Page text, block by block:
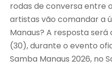
rodas de conversa entre
artistas vão comandar a
Manaus? A resposta
(30), durante o evento
Samba Manaus 2026, no